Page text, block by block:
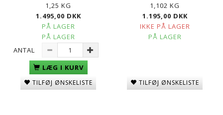
1,25 KG
1.495,00 DKK
PÅ LAGER
PÅ LAGER
ANTAL
LÆG I KURV
TILFØJ ØNSKELISTE
1,102 KG
1.195,00 DKK
IKKE PÅ LAGER
PÅ LAGER
TILFØJ ØNSKELISTE